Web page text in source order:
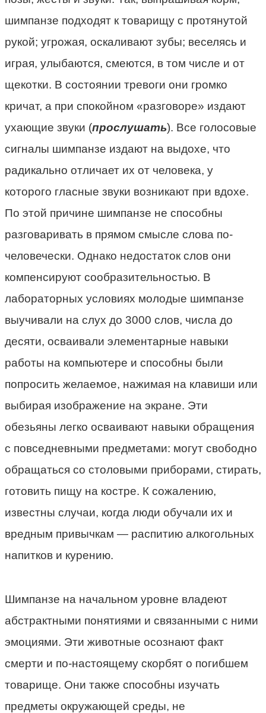
шимпанзе подходят к товарищу с протянутой
рукой; угрожая, оскаливают зубы; веселясь и
играя, улыбаются, смеются, в том числе и от
щекотки. В состоянии тревоги они громко
кричат, а при спокойном «разговоре» издают
ухающие звуки (прослушать). Все голосовые
сигналы шимпанзе издают на выдохе, что
радикально отличает их от человека, у
которого гласные звуки возникают при вдохе.
По этой причине шимпанзе не способны
разговаривать в прямом смысле слова по-
человечески. Однако недостаток слов они
компенсируют сообразительностью. В
лабораторных условиях молодые шимпанзе
выучивали на слух до 3000 слов, числа до
десяти, осваивали элементарные навыки
работы на компьютере и способны были
попросить желаемое, нажимая на клавиши или
выбирая изображение на экране. Эти
обезьяны легко осваивают навыки обращения
с повседневными предметами: могут свободно
обращаться со столовыми приборами, стирать,
готовить пищу на костре. К сожалению,
известны случаи, когда люди обучали их и
вредным привычкам — распитию алкогольных
напитков и курению.
Шимпанзе на начальном уровне владеют
абстрактными понятиями и связанными с ними
эмоциями. Эти животные осознают факт
смерти и по-настоящему скорбят о погибшем
товарище. Они также способны изучать
предметы окружающей среды, не